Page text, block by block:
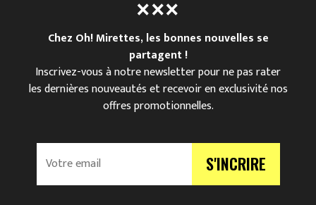
Chez Oh! Mirettes, les bonnes nouvelles se
partagent !
Inscrivez-vous à notre newsletter pour ne pas rater
les dernières nouveautés et recevoir en exclusivité nos
offres promotionnelles.
V
r
S'INCRIRE